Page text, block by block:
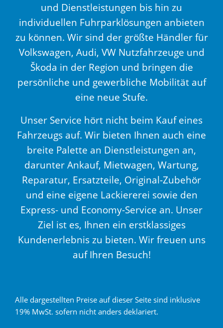
und Dienstleistungen bis hin zu
individuellen Fuhrparklösungen anbieten
zu können. Wir sind der größte Händler für
Volkswagen, Audi, VW Nutzfahrzeuge und
Škoda in der Region und bringen die
persönliche und gewerbliche Mobilität auf
eine neue Stufe.
Unser Service hört nicht beim Kauf eines
Fahrzeugs auf. Wir bieten Ihnen auch eine
breite Palette an Dienstleistungen an,
darunter Ankauf, Mietwagen, Wartung,
Reparatur, Ersatzteile, Original-Zubehör
und eine eigene Lackiererei sowie den
Express- und Economy-Service an. Unser
Ziel ist es, Ihnen ein erstklassiges
Kundenerlebnis zu bieten. Wir freuen uns
auf Ihren Besuch!
Alle dargestellten Preise auf dieser Seite sind inklusive
19% MwSt. sofern nicht anders deklariert.